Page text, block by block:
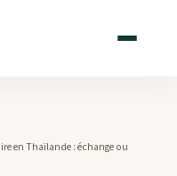
en Thaïlande : échange ou